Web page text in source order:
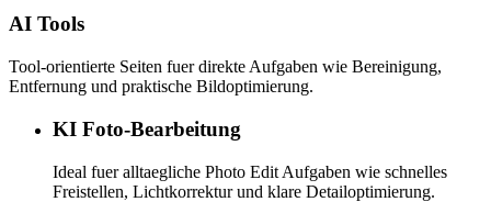
AI Tools
Tool-orientierte Seiten fuer direkte Aufgaben wie Bereinigung,
Entfernung und praktische Bildoptimierung.
KI Foto-Bearbeitung
Ideal fuer alltaegliche Photo Edit Aufgaben wie schnelles
Freistellen, Lichtkorrektur und klare Detailoptimierung.